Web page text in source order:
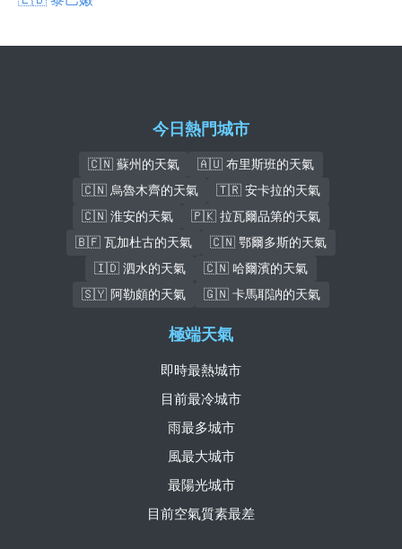
今日熱門城市
🇨🇳 蘇州的天氣
🇦🇺 布里斯班的天氣
🇨🇳 烏魯木齊的天氣
🇹🇷 安卡拉的天氣
🇨🇳 淮安的天氣
🇵🇰 拉瓦爾品第的天氣
🇧🇫 瓦加杜古的天氣
🇨🇳 鄂爾多斯的天氣
🇮🇩 泗水的天氣
🇨🇳 哈爾濱的天氣
🇸🇾 阿勒頗的天氣
🇬🇳 卡馬耶訥的天氣
極端天氣
即時最熱城市
目前最冷城市
雨最多城市
風最大城市
最陽光城市
目前空氣質素最差